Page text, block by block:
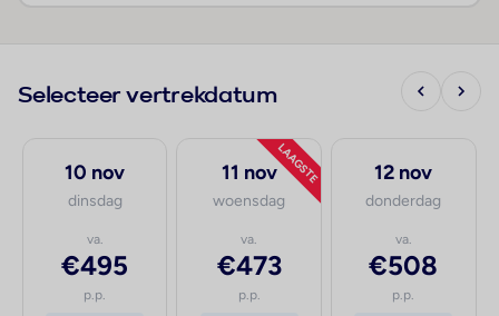
Selecteer vertrekdatum
10 nov
dinsdag
va.
€495
p.p.
LAAGSTE
11 nov
woensdag
va.
€473
p.p.
12 nov
donderdag
va.
€508
p.p.